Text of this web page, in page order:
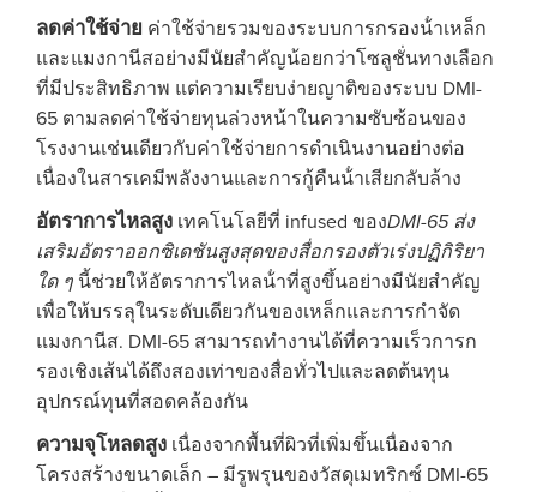
ลดค่าใช้จ่าย ค่าใช้จ่ายรวมของระบบการกรองน้ําเหล็ก
และแมงกานีสอย่างมีนัยสําคัญน้อยกว่าโซลูชั่นทางเลือก
ที่มีประสิทธิภาพ แต่ความเรียบง่ายญาติของระบบ DMI-
65 ตามลดค่าใช้จ่ายทุนล่วงหน้าในความซับซ้อนของ
โรงงานเช่นเดียวกับค่าใช้จ่ายการดําเนินงานอย่างต่อ
เนื่องในสารเคมีพลังงานและการกู้คืนน้ําเสียกลับล้าง
อัตราการไหลสูง เทคโนโลยีที่ infused ของDMI-65 ส่ง
เสริมอัตราออกซิเดชันสูงสุดของสื่อกรองตัวเร่งปฏิกิริยา
ใด ๆ นี้ช่วยให้อัตราการไหลน้ําที่สูงขึ้นอย่างมีนัยสําคัญ
เพื่อให้บรรลุในระดับเดียวกันของเหล็กและการกําจัด
แมงกานีส. DMI-65 สามารถทํางานได้ที่ความเร็วการก
รองเชิงเส้นได้ถึงสองเท่าของสื่อทั่วไปและลดต้นทุน
อุปกรณ์ทุนที่สอดคล้องกัน
ความจุโหลดสูง เนื่องจากพื้นที่ผิวที่เพิ่มขึ้นเนื่องจาก
โครงสร้างขนาดเล็ก – มีรูพรุนของวัสดุเมทริกซ์ DMI-65